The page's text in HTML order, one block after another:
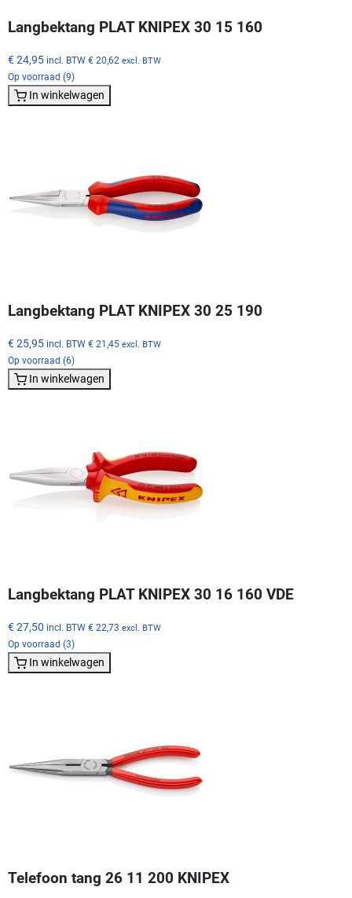
Langbektang PLAT KNIPEX 30 15 160
€ 24,95 incl. BTW € 20,62 excl. BTW
Op voorraad (9)
In winkelwagen
Langbektang PLAT KNIPEX 30 25 190
€ 25,95 incl. BTW € 21,45 excl. BTW
Op voorraad (6)
In winkelwagen
Langbektang PLAT KNIPEX 30 16 160 VDE
€ 27,50 incl. BTW € 22,73 excl. BTW
Op voorraad (3)
In winkelwagen
Telefoon tang 26 11 200 KNIPEX